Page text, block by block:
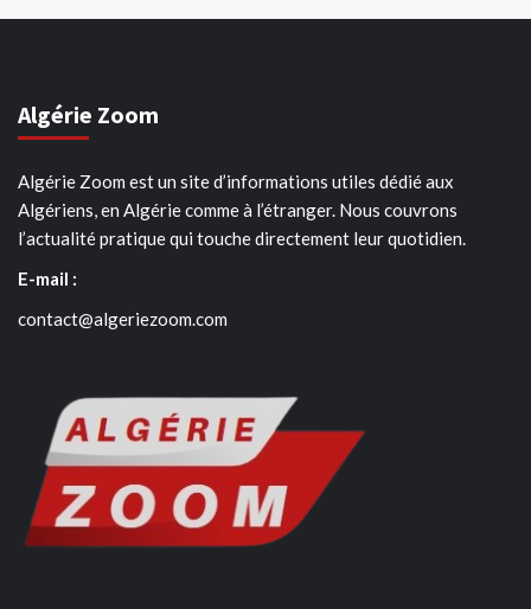
Algérie Zoom
Algérie Zoom est un site d’informations utiles dédié aux
Algériens, en Algérie comme à l’étranger. Nous couvrons
l’actualité pratique qui touche directement leur quotidien.
E-mail :
contact@algeriezoom.com